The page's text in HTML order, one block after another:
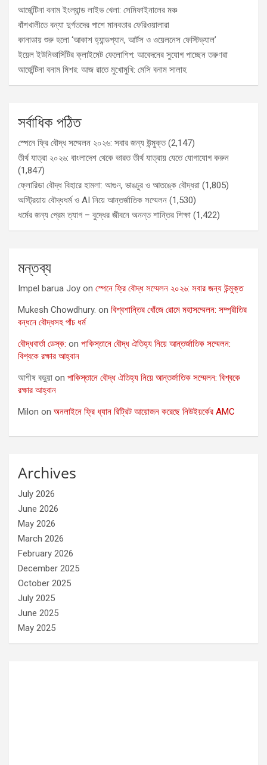
আর্জেন্টিনা বনাম ইংল্যান্ড লাইভ খেলা: সেমিফাইনালের মঞ্চ
বাঁশখালীতে বন্যা দুর্গতদের পাশে মানবতার ফেরিওয়ালারা
কানাডায় শুরু হলো ‘আকাশ হ্যান্ডপ্যান, আর্টস ও ওয়েলনেস ফেস্টিভ্যাল’
ইয়েল ইউনিভার্সিটির ক্লাইমেট ফেলোশিপ: আবেদনের সুযোগ পাচ্ছেন তরুণরা
আর্জেন্টিনা বনাম মিশর: আজ রাতে মুখোমুখি: মেসি বনাম সালাহ
সর্বাধিক পঠিত
স্পেনে ফ্রি বৌদ্ধ সম্মেলন ২০২৬: সবার জন্য উন্মুক্ত (2,147)
তীর্থ যাত্রা ২০২৬: বাংলাদেশ থেকে ভারত তীর্থ যাত্রায় যেতে যোগাযোগ করুন
(1,847)
ফ্লোরিডা বৌদ্ধ বিহারে হামলা: আগুন, ভাঙচুর ও আতঙ্কে বৌদ্ধরা (1,805)
অস্ট্রিয়ায় বৌদ্ধধর্ম ও AI নিয়ে আন্তর্জাতিক সম্মেলন (1,530)
ধর্মের জন্য প্রেম ত্যাগ – বুদ্ধের জীবনে অনন্ত শান্তির শিক্ষা (1,422)
মন্তব্য
Impel barua Joy on স্পেনে ফ্রি বৌদ্ধ সম্মেলন ২০২৬: সবার জন্য উন্মুক্ত
Mukesh Chowdhury. on বিশ্বশান্তির খোঁজে রোমে মহাসম্মেলন: সম্প্রীতির
বন্ধনে বৌদ্ধসহ পাঁচ ধর্ম
বৌদ্ধবার্তা ডেস্ক: on পাকিস্তানে বৌদ্ধ ঐতিহ্য নিয়ে আন্তর্জাতিক সম্মেলন:
বিশ্বকে রক্ষার আহ্বান
আশীষ বড়ুয়া on পাকিস্তানে বৌদ্ধ ঐতিহ্য নিয়ে আন্তর্জাতিক সম্মেলন: বিশ্বকে
রক্ষার আহ্বান
Milon on অনলাইনে ফ্রি ধ্যান রিট্রিট আয়োজন করেছে নিউইয়র্কের AMC
Archives
July 2026
June 2026
May 2026
March 2026
February 2026
December 2025
October 2025
July 2025
June 2025
May 2025